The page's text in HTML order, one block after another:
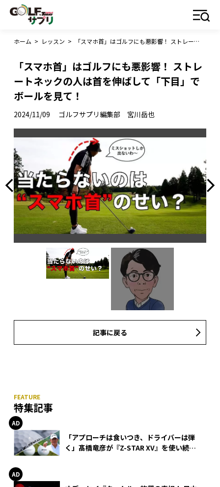
ホーム > レッスン > 「スマホ首」はゴルフにも悪影響！ ストレートネックの人は首を伸ばして「下目」でボールを見て！
「スマホ首」はゴルフにも悪影響！ ストレ
ートネックの人は首を伸ばして「下目」で
ボールを見て！
2024/11/09 ゴルフサプリ編集部 宮川岳也
記事に戻る
特集記事
「アプローチは食いつき、ドライバーは弾
く」髙橋竜彦が『Z-STAR XV』を使い続け